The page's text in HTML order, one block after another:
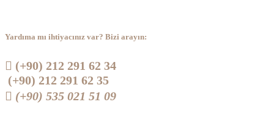
Yardıma mı ihtiyacınız var? Bizi arayın:
 (+90) 212 291 62 34
(+90) 212 291 62 35
 (+90) 535 021 51 09